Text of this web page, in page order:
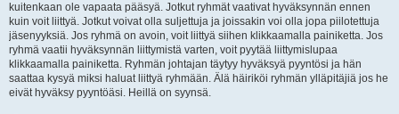
kuitenkaan ole vapaata pääsyä. Jotkut ryhmät vaativat hyväksynnän ennen
kuin voit liittyä. Jotkut voivat olla suljettuja ja joissakin voi olla jopa piilotettuja
jäsenyyksiä. Jos ryhmä on avoin, voit liittyä siihen klikkaamalla painiketta. Jos
ryhmä vaatii hyväksynnän liittymistä varten, voit pyytää liittymislupaa
klikkaamalla painiketta. Ryhmän johtajan täytyy hyväksyä pyyntösi ja hän
saattaa kysyä miksi haluat liittyä ryhmään. Älä häiriköi ryhmän ylläpitäjiä jos he
eivät hyväksy pyyntöäsi. Heillä on syynsä.